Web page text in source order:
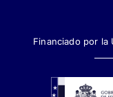
Financiado por la